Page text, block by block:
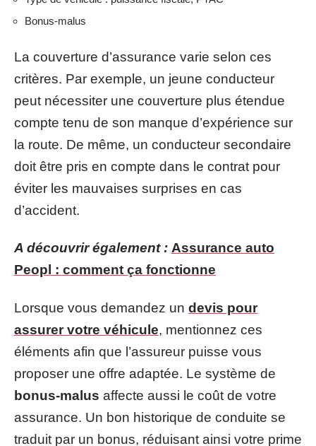
Bonus-malus
La couverture d’assurance varie selon ces
critères. Par exemple, un jeune conducteur
peut nécessiter une couverture plus étendue
compte tenu de son manque d’expérience sur
la route. De même, un conducteur secondaire
doit être pris en compte dans le contrat pour
éviter les mauvaises surprises en cas
d’accident.
A découvrir également : Assurance auto
Peopl : comment ça fonctionne
Lorsque vous demandez un devis pour
assurer votre véhicule, mentionnez ces
éléments afin que l’assureur puisse vous
proposer une offre adaptée. Le système de
bonus-malus affecte aussi le coût de votre
assurance. Un bon historique de conduite se
traduit par un bonus, réduisant ainsi votre prime